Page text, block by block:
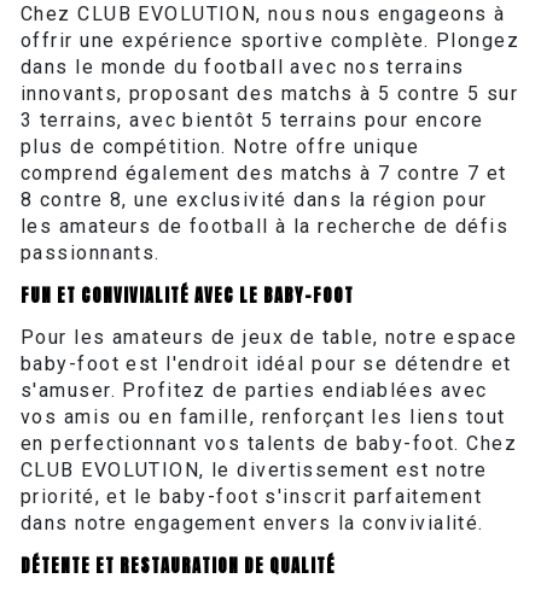
Chez CLUB EVOLUTION, nous nous engageons à
offrir une expérience sportive complète. Plongez
dans le monde du football avec nos terrains
innovants, proposant des matchs à 5 contre 5 sur
3 terrains, avec bientôt 5 terrains pour encore
plus de compétition. Notre offre unique
comprend également des matchs à 7 contre 7 et
8 contre 8, une exclusivité dans la région pour
les amateurs de football à la recherche de défis
passionnants.
FUN ET CONVIVIALITÉ AVEC LE BABY-FOOT
Pour les amateurs de jeux de table, notre espace
baby-foot est l'endroit idéal pour se détendre et
s'amuser. Profitez de parties endiablées avec
vos amis ou en famille, renforçant les liens tout
en perfectionnant vos talents de baby-foot. Chez
CLUB EVOLUTION, le divertissement est notre
priorité, et le baby-foot s'inscrit parfaitement
dans notre engagement envers la convivialité.
DÉTENTE ET RESTAURATION DE QUALITÉ